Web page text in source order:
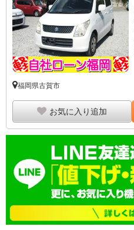
福岡県古賀市
お気に入り追加